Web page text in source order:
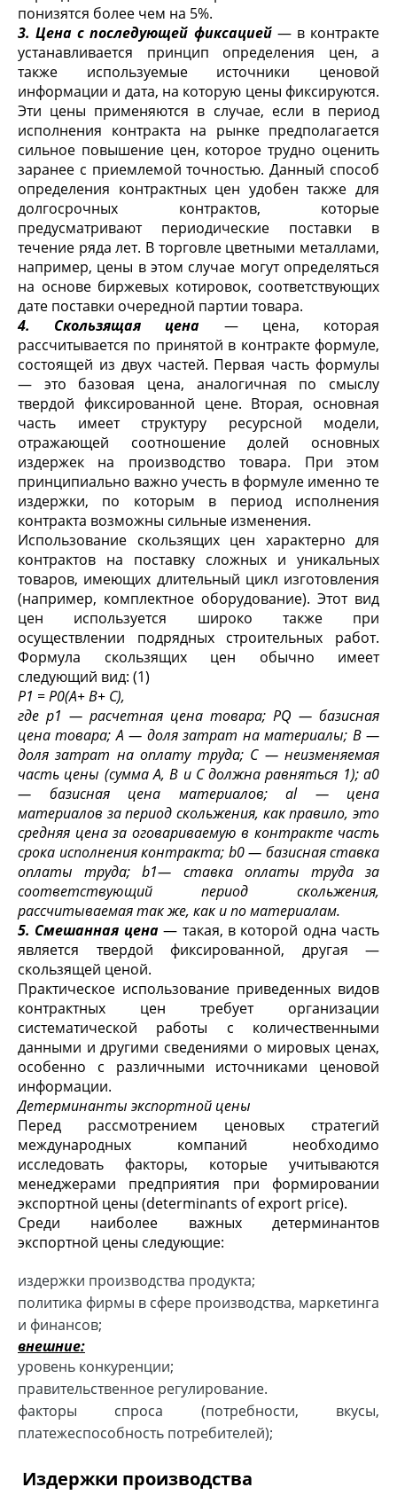
понизятся более чем на 5%.
3. Цена с последующей фиксацией — в контракте
устанавли­вается принцип определения цен, а
также используемые источ­ники ценовой
информации и дата, на которую цены фиксируют­ся.
Эти цены применяются в случае, если в период
исполнения контракта на рынке предполагается
сильное повышение цен, которое трудно оценить
заранее с приемлемой точностью. Дан­ный способ
определения контрактных цен удобен также для
долгосрочных контрактов, которые
предусматривают периоди­ческие поставки в
течение ряда лет. В торговле цветными металлами,
например, цены в этом случае могут определяться
на основе биржевых котировок, соответствующих
дате поставки очередной партии товара.
4. Скользящая цена — цена, которая
рассчитывается по при­нятой в контракте формуле,
состоящей из двух частей. Первая часть формулы
— это базовая цена, аналогичная по смыслу
твердой фиксированной цене. Вторая, основная
часть имеет структуру ресурсной модели,
отражающей соотношение долей основных
издержек на производство товара. При этом
принци­пиально важно учесть в формуле именно те
издержки, по которым в период исполнения
контракта возможны сильные изменения.
Использование скользящих цен характерно для
контрактов на поставку сложных и уникальных
товаров, имеющих длитель­ный цикл изготовления
(например, комплектное оборудование). Этот вид
цен используется широко также при
осуществлении подрядных строительных работ.
Формула скользящих цен обычно имеет
следующий вид: (1)
Р1 =P0(А+ В+ С),
где p1 — расчетная цена товара; PQ — базисная
цена товара; А — доля затрат на материалы; В —
доля затрат на оплату труда; С — неизменяемая
часть цены (сумма А, В и С должна равняться 1); а0
— базисная цена материалов; al— цена
материалов за период скольжения, как правило, это
средняя цена за оговариваемую в контрак­те часть
срока исполнения контракта; b0— базисная ставка
оплаты труда;b1— ставка оплаты труда за
соответствующий период скольже­ния,
рассчитываемая так же, как и по материалам.
5. Смешанная цена— такая, в которой одна часть
является твердой фиксированной, другая —
скользящей ценой.
Практическое использование приведенных видов
контракт­ных цен требует организации
систематической работы с коли­чественными
данными и другими сведениями о мировых ценах,
особенно с различными источниками ценовой
информации.
Детерминанты экспортной цены
Перед рассмотрением ценовых стратегий
международных компаний необходимо
исследовать факторы, которые учитываются
менеджерами предприятия при формировании
экспортной цены (determinants of export price).
Среди наиболее важных детерминантов
экспортной цены следующие:
издержки производства продукта;
политика фирмы в сфере производства, маркетинга
и финансов;
внешние:
уровень конкуренции;
правительственное регулирование.
факторы спроса (потребности, вкусы,
платежеспособность потребителей);
Издержки производства